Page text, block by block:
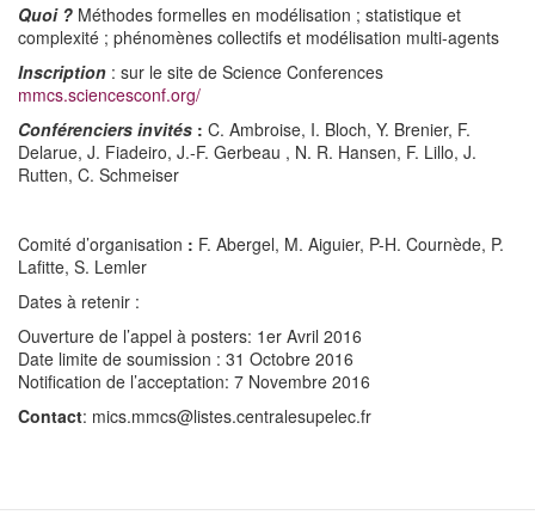
Quoi ? Méthodes formelles en modélisation ; statistique et
complexité ; phénomènes collectifs et modélisation multi-agents
Inscription : sur le site de Science Conferences
mmcs.sciencesconf.org/
Conférenciers invités : C. Ambroise, I. Bloch, Y. Brenier, F.
Delarue, J. Fiadeiro, J.-F. Gerbeau , N. R. Hansen, F. Lillo, J.
Rutten, C. Schmeiser
Comité d’organisation : F. Abergel, M. Aiguier, P-H. Cournède, P.
Lafitte, S. Lemler
Dates à retenir :
Ouverture de l’appel à posters: 1er Avril 2016
Date limite de soumission : 31 Octobre 2016
Notification de l’acceptation: 7 Novembre 2016
Contact: mics.mmcs@listes.centralesupelec.fr